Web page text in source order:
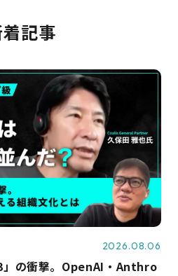
記事
2026.08.06
の衝撃。OpenAI・Anthro